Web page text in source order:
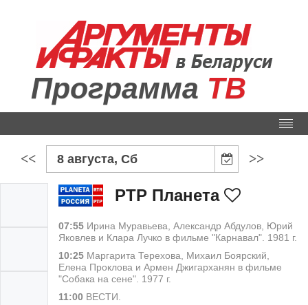
Программа ТВ
<< 8 августа, Сб >>
РТР Планета
07:55 Ирина Муравьева, Александр Абдулов, Юрий
Яковлев и Клара Лучко в фильме "Карнавал". 1981 г.
10:25 Маргарита Терехова, Михаил Боярский,
Елена Проклова и Армен Джигарханян в фильме
"Собака на сене". 1977 г.
11:00 ВЕСТИ.